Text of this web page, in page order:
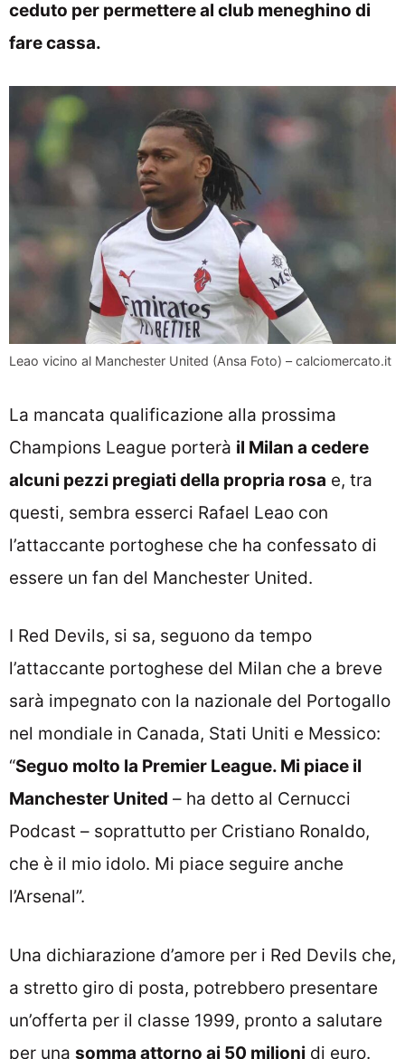
ceduto per permettere al club meneghino di
fare cassa.
Leao vicino al Manchester United (Ansa Foto) – calciomercato.it
La mancata qualificazione alla prossima
Champions League porterà il Milan a cedere
alcuni pezzi pregiati della propria rosa e, tra
questi, sembra esserci Rafael Leao con
l’attaccante portoghese che ha confessato di
essere un fan del Manchester United.
I Red Devils, si sa, seguono da tempo
l’attaccante portoghese del Milan che a breve
sarà impegnato con la nazionale del Portogallo
nel mondiale in Canada, Stati Uniti e Messico:
“Seguo molto la Premier League. Mi piace il
Manchester United – ha detto al Cernucci
Podcast – soprattutto per Cristiano Ronaldo,
che è il mio idolo. Mi piace seguire anche
l’Arsenal”.
Una dichiarazione d’amore per i Red Devils che,
a stretto giro di posta, potrebbero presentare
un’offerta per il classe 1999, pronto a salutare
per una somma attorno ai 50 milioni di euro.